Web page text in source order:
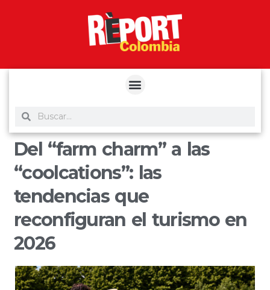
Del “farm charm” a las
“coolcations”: las
tendencias que
reconfiguran el turismo en
2026